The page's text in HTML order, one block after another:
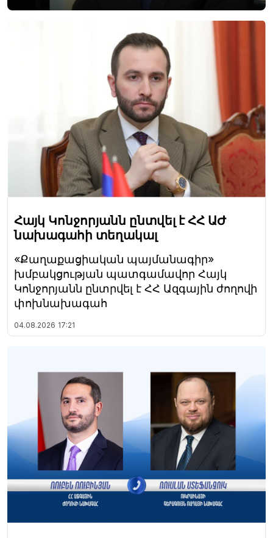
Հայկ Կոնջորյանն ընտվել է ՀՀ ԱԺ
նախագահի տեղակալ
«Քաղաքացիական պայմանագիր»
խմբակցության պատգամավոր Հայկ
Կոնջորյանն ընտրվել է ՀՀ Ազգային ժողովի
փոխնախագահ
04.08.2026 17:21